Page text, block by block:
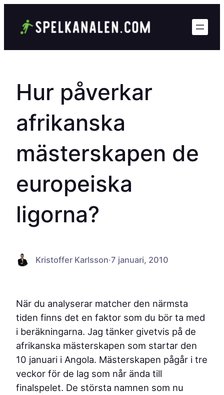
Hur påverkar
afrikanska
mästerskapen de
europeiska
ligorna?
Kristoffer Karlsson·7 januari, 2010
När du analyserar matcher den närmsta
tiden finns det en faktor som du bör ta med
i beräkningarna. Jag tänker givetvis på de
afrikanska mästerskapen som startar den
10 januari i Angola. Mästerskapen pågår i tre
veckor för de lag som når ända till
finalspelet. De största namnen som nu